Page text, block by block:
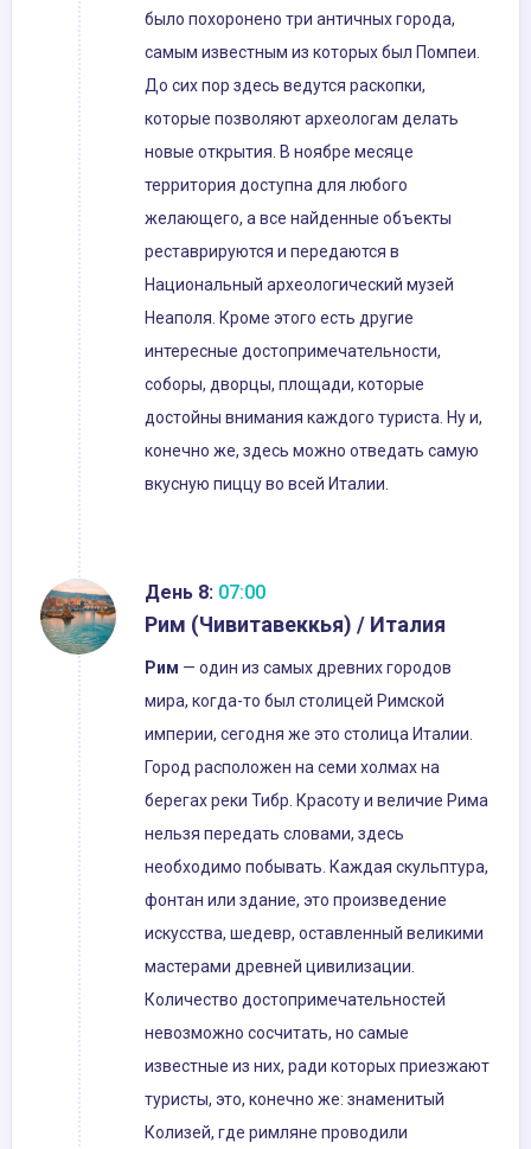
было похоронено три античных города,
самым известным из которых был Помпеи.
До сих пор здесь ведутся раскопки,
которые позволяют археологам делать
новые открытия. В ноябре месяце
территория доступна для любого
желающего, а все найденные объекты
реставрируются и передаются в
Национальный археологический музей
Неаполя. Кроме этого есть другие
интересные достопримечательности,
соборы, дворцы, площади, которые
достойны внимания каждого туриста. Ну и,
конечно же, здесь можно отведать самую
вкусную пиццу во всей Италии.
День 8: 07:00
Рим (Чивитавеккья) / Италия
Рим — один из самых древних городов
мира, когда-то был столицей Римской
империи, сегодня же это столица Италии.
Город расположен на семи холмах на
берегах реки Тибр. Красоту и величие Рима
нельзя передать словами, здесь
необходимо побывать. Каждая скульптура,
фонтан или здание, это произведение
искусства, шедевр, оставленный великими
мастерами древней цивилизации.
Количество достопримечательностей
невозможно сосчитать, но самые
известные из них, ради которых приезжают
туристы, это, конечно же: знаменитый
Колизей, где римляне проводили